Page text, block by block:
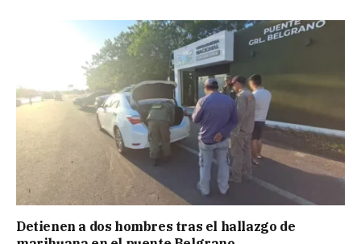
Detienen a dos hombres tras el hallazgo de